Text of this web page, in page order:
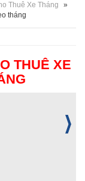
Thuê Xe Tháng
»
tháng
THUÊ XE